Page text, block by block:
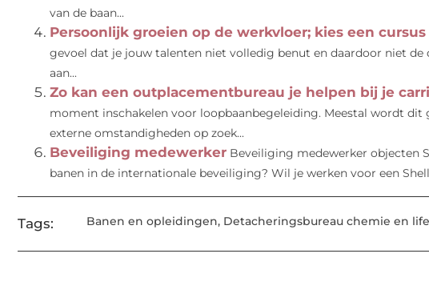
van de baan...
Persoonlijk groeien op de werkvloer; kies een
gevoel dat je jouw talenten niet volledig benut en daardoor niet de
aan...
Zo kan een outplacementbureau je helpen bij je
moment inschakelen voor loopbaanbegeleiding. Meestal wordt dit
externe omstandigheden op zoek...
Beveiliging medewerker Beveiliging medewerker objecten
banen in de internationale beveiliging? Wil je werken voor een
Tags: Banen en opleidingen, Detacheringsbureau chemie en